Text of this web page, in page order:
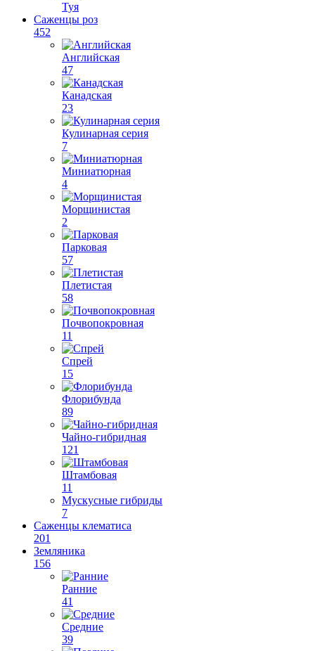
Туя
Саженцы роз
452
Английская
47
Канадская
23
Кулинарная серия
7
Миниатюрная
4
Морщинистая
2
Парковая
57
Плетистая
58
Почвопокровная
11
Спрей
15
Флорибунда
89
Чайно-гибридная
121
Штамбовая
11
Мускусные гибриды
7
Саженцы клематиса
201
Земляника
156
Ранние
41
Средние
39